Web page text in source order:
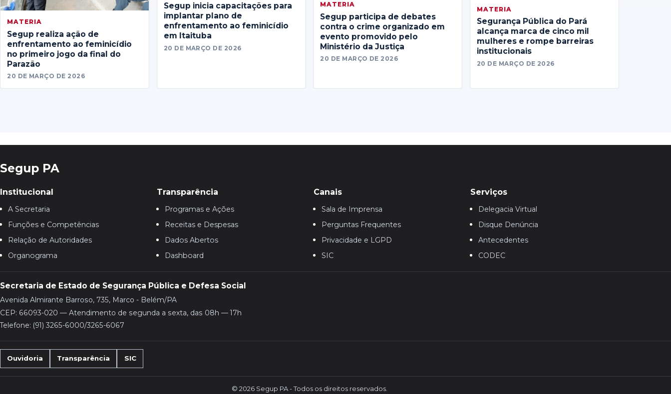
MATERIA
Segup realiza ação de
enfrentamento ao feminicídio
no primeiro jogo da final do
Parazão
20 DE MARÇO DE 2026
Segup inicia capacitações para
implantar plano de
enfrentamento ao feminicídio
em Itaituba
20 DE MARÇO DE 2026
MATERIA
Segup participa de debates
contra o crime organizado em
evento promovido pelo
Ministério da Justiça
20 DE MARÇO DE 2026
MATERIA
Segurança Pública do Pará
alcança marca de cinco mil
mulheres e rompe barreiras
institucionais
20 DE MARÇO DE 2026
Segup PA
Institucional
A Secretaria
Funções e Competências
Relação de Autoridades
Organograma
Transparência
Programas e Ações
Receitas e Despesas
Dados Abertos
Dashboard
Canais
Sala de Imprensa
Perguntas Frequentes
Privacidade e LGPD
SIC
Serviços
Delegacia Virtual
Disque Denúncia
Antecedentes
CODEC
Secretaria de Estado de Segurança Pública e Defesa Social
Avenida Almirante Barroso, 735, Marco - Belém/PA
CEP: 66093-020 — Atendimento de segunda a sexta, das 08h — 17h
Telefone: (91) 3265-6000/3265-6067
Ouvidoria Transparência SIC
© 2026 Segup PA - Todos os direitos reservados.